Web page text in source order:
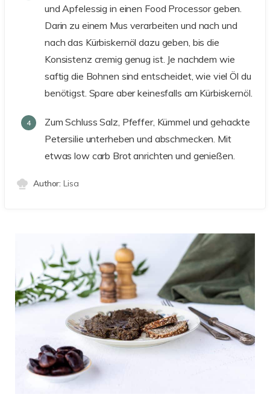
und Apfelessig in einen Food Processor geben.
Darin zu einem Mus verarbeiten und nach und
nach das Kürbiskernöl dazu geben, bis die
Konsistenz cremig genug ist. Je nachdem wie
saftig die Bohnen sind entscheidet, wie viel Öl du
benötigst. Spare aber keinesfalls am Kürbiskernöl.
Zum Schluss Salz, Pfeffer, Kümmel und gehackte
Petersilie unterheben und abschmecken. Mit
etwas low carb Brot anrichten und genießen.
Author:Lisa